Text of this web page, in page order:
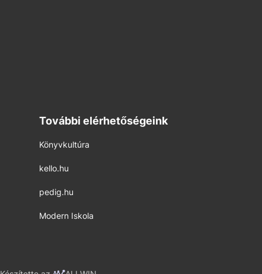
További elérhetőségeink
Könyvkultúra
kello.hu
pedig.hu
Modern Iskola